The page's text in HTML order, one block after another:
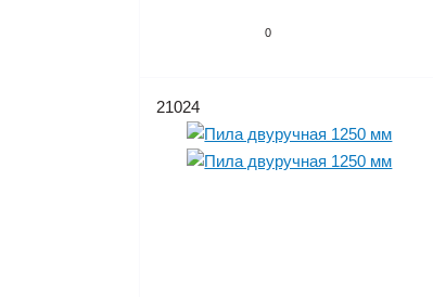
0
21024